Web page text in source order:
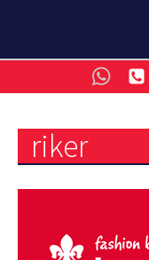
riker